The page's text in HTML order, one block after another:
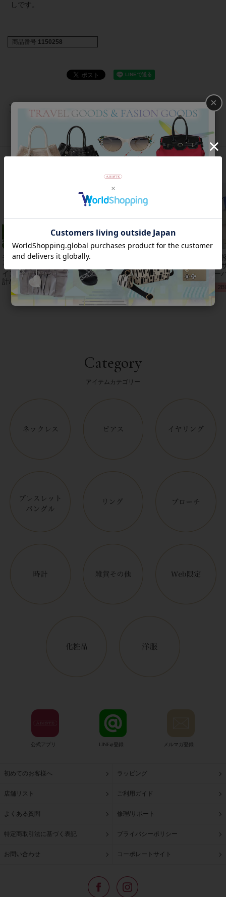
しです。
商品番号 1150258
チェコクリスタルガ
ラス立体リボンデザ
インベルト時
計/9240001
【アンジェラカプッ
りイヤリン
グ/3021010-
ジルコニアフラワー
ネックレス/1021016
【
レ
ー
Category
アイテムカテゴリー
公式アプリ LINE@登録 メルマガ登録
初めてのお客様へ ラッピング
店舗リスト ご利用ガイド
よくある質問 修理/サポート
特定商取引法に基づく表記 プライバシーポリシー
お問い合わせ コーポレートサイト
×